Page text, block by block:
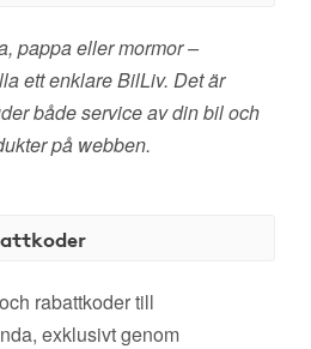
pappa eller mormor –
ett enklare BilLiv. Det är
både service av din bil och
på webben.
rabattkoder till
exklusivt genom